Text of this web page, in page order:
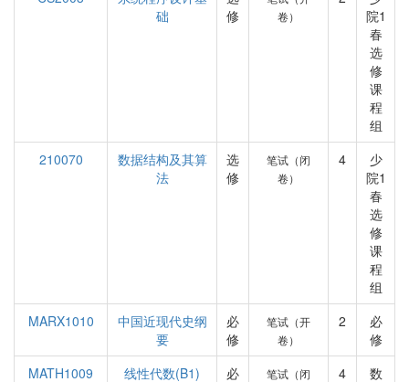
础
修
卷）
院1
春
选
修
课
程
组
210070
数据结构及其算
法
选
修
笔试（闭
卷）
4
少
院1
春
选
修
课
程
组
MARX1010
中国近现代史纲
要
必
修
笔试（开
卷）
2
必
修
MATH1009
线性代数(B1)
必
笔试（闭
4
数